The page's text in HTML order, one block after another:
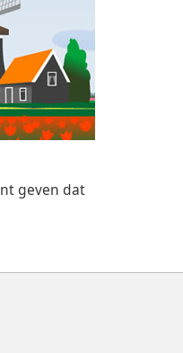
geven dat